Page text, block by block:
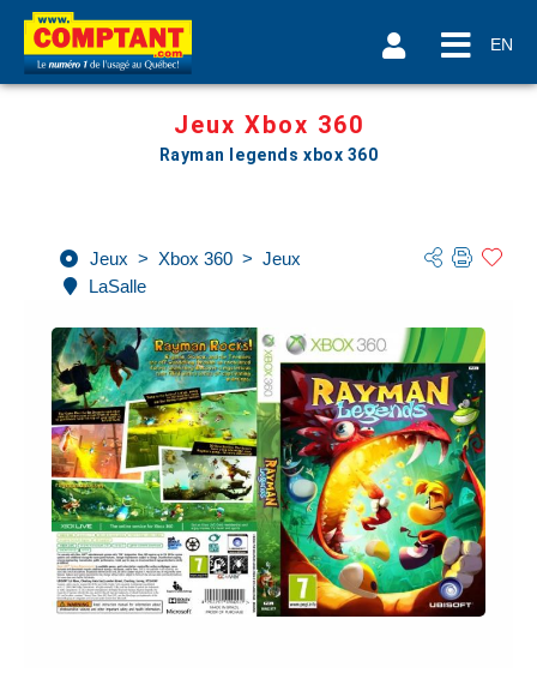
EN
Jeux Xbox 360
Rayman legends xbox 360
Jeux > Xbox 360 > Jeux
LaSalle